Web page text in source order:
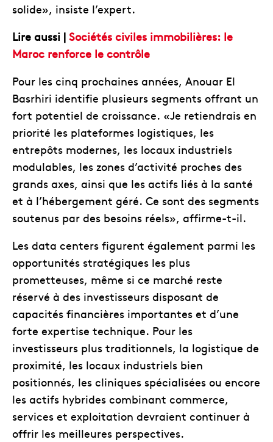
solide», insiste l’expert.
Lire aussi | Sociétés civiles immobilières: le
Maroc renforce le contrôle
Pour les cinq prochaines années, Anouar El
Basrhiri identifie plusieurs segments offrant un
fort potentiel de croissance. «Je retiendrais en
priorité les plateformes logistiques, les
entrepôts modernes, les locaux industriels
modulables, les zones d’activité proches des
grands axes, ainsi que les actifs liés à la santé
et à l’hébergement géré. Ce sont des segments
soutenus par des besoins réels», affirme-t-il.
Les data centers figurent également parmi les
opportunités stratégiques les plus
prometteuses, même si ce marché reste
réservé à des investisseurs disposant de
capacités financières importantes et d’une
forte expertise technique. Pour les
investisseurs plus traditionnels, la logistique de
proximité, les locaux industriels bien
positionnés, les cliniques spécialisées ou encore
les actifs hybrides combinant commerce,
services et exploitation devraient continuer à
offrir les meilleures perspectives.